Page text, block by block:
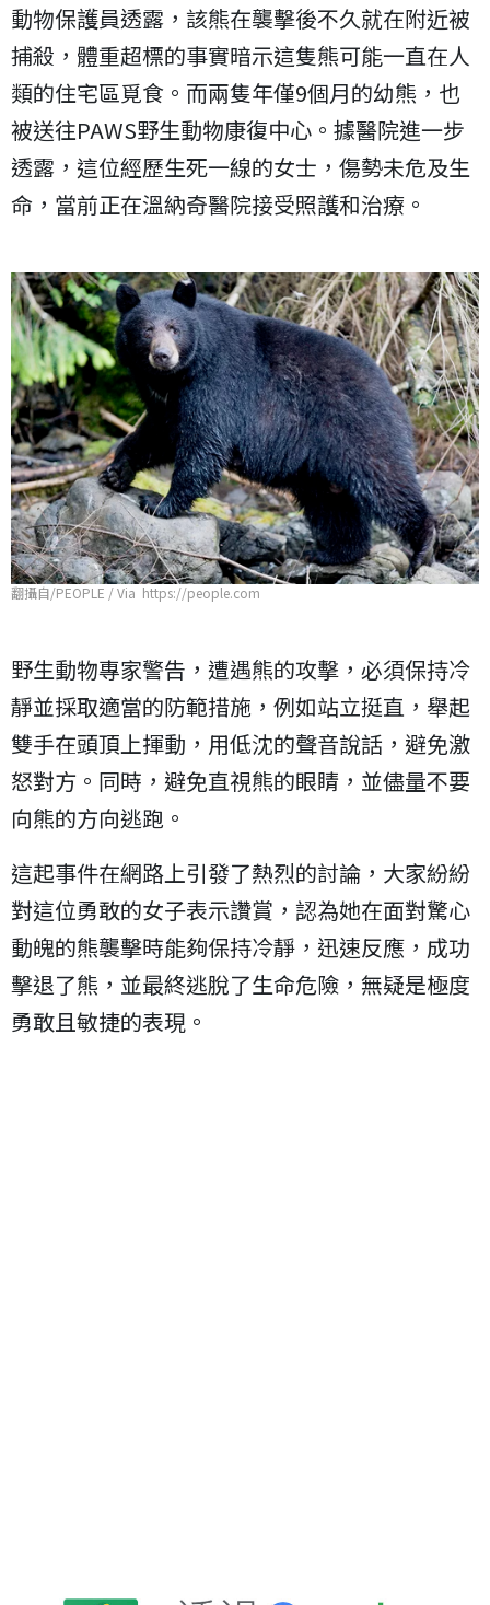
動物保護員透露，該熊在襲擊後不久就在附近被
捕殺，體重超標的事實暗示這隻熊可能一直在人
類的住宅區覓食。而兩隻年僅9個月的幼熊，也
被送往PAWS野生動物康復中心。據醫院進一步
透露，這位經歷生死一線的女士，傷勢未危及生
命，當前正在溫納奇醫院接受照護和治療。
翻攝自/PEOPLE / Via https://people.com
野生動物專家警告，遭遇熊的攻擊，必須保持冷
靜並採取適當的防範措施，例如站立挺直，舉起
雙手在頭頂上揮動，用低沈的聲音說話，避免激
怒對方。同時，避免直視熊的眼睛，並儘量不要
向熊的方向逃跑。
這起事件在網路上引發了熱烈的討論，大家紛紛
對這位勇敢的女子表示讚賞，認為她在面對驚心
動魄的熊襲擊時能夠保持冷靜，迅速反應，成功
擊退了熊，並最終逃脫了生命危險，無疑是極度
勇敢且敏捷的表現。